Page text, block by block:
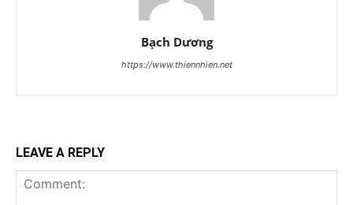
Bạch Dương
https://www.thiennhien.net
LEAVE A REPLY